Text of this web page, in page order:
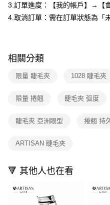
權轉讓予恩沛科技股份有限公司。
２．關於個人資料處理事宜，請瀏
https://aftee.tw/terms/#terms3
４．使用「AFTEE先享後付」時，
請求用戶進行身份認證。
恩沛科技股份有限公司將有權停止
國家/地區配送（宇迅）
3.訂單進度：【我的帳戶】→【
4.取消訂單：需在訂單狀態為「
相關分類
限量 睫毛夾 1028 睫毛夾
限量 捲翹 睫毛夾 弧度
睫毛夾 亞洲眼型 捲翹 持久
ARTISAN 睫毛夾
🔻 其他人也在看